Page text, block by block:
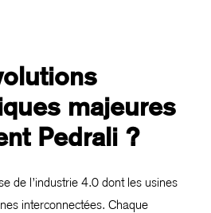
majeures
Pedrali ?
de l’industrie 4.0 dont les usines
interconnectées. Chaque